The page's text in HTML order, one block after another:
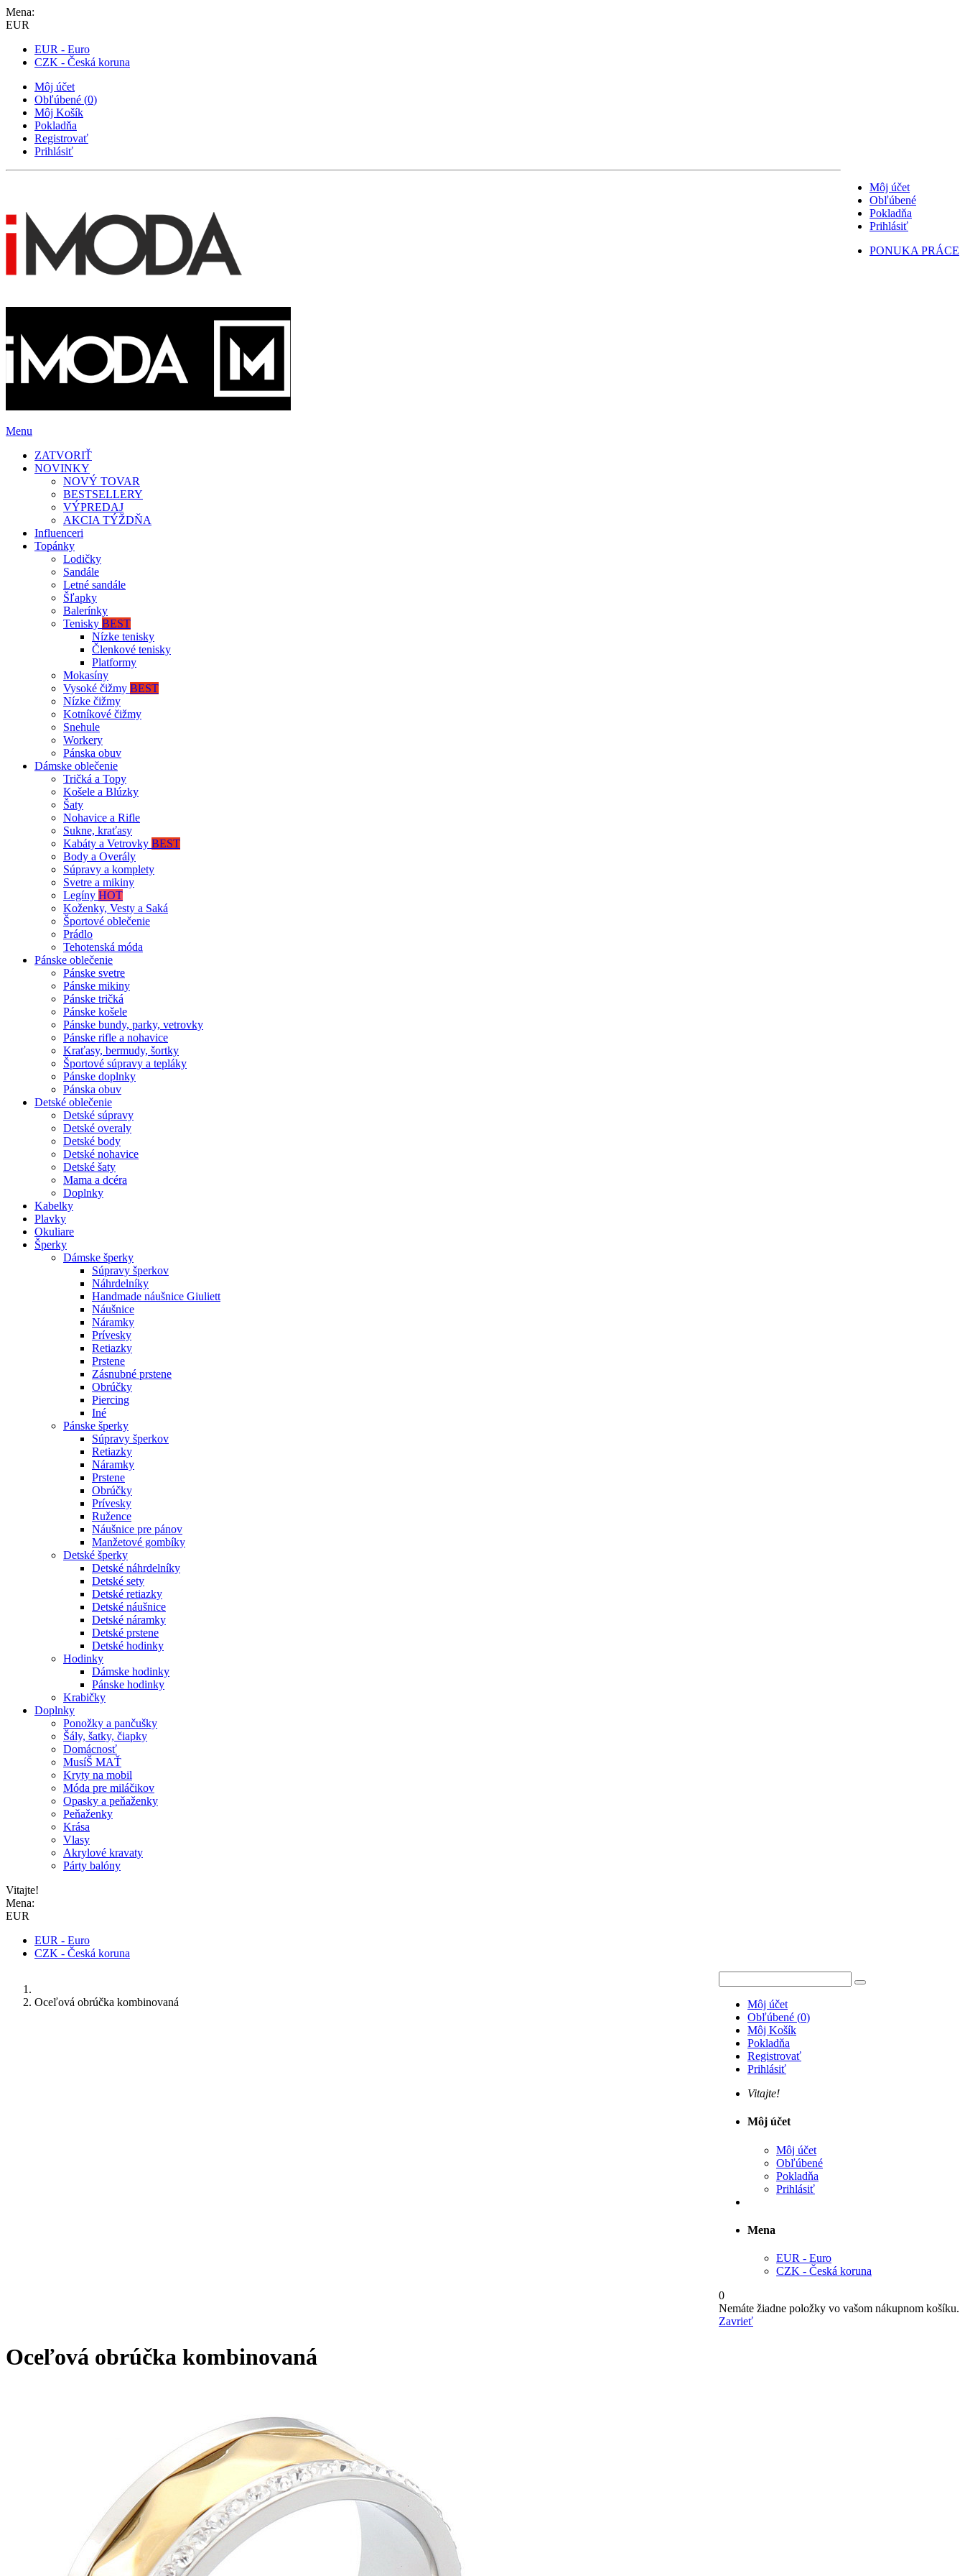
Mena:
EUR
EUR - Euro
CZK - Česká koruna
Môj účet
Obľúbené (0)
Môj Košík
Pokladňa
Registrovať
Prihlásiť
Môj účet
Obľúbené
Pokladňa
Prihlásiť
PONUKA PRÁCE
Menu
ZATVORIŤ
NOVINKY
NOVÝ TOVAR
BESTSELLERY
VÝPREDAJ
AKCIA TÝŽDŇA
Influenceri
Topánky
Lodičky
Sandále
Letné sandále
Šľapky
Balerínky
Tenisky BEST
Nízke tenisky
Členkové tenisky
Platformy
Mokasíny
Vysoké čižmy BEST
Nízke čižmy
Kotníkové čižmy
Snehule
Workery
Pánska obuv
Dámske oblečenie
Tričká a Topy
Košele a Blúzky
Šaty
Nohavice a Rifle
Sukne, kraťasy
Kabáty a Vetrovky BEST
Body a Overály
Súpravy a komplety
Svetre a mikiny
Legíny HOT
Koženky, Vesty a Saká
Športové oblečenie
Prádlo
Tehotenská móda
Pánske oblečenie
Pánske svetre
Pánske mikiny
Pánske tričká
Pánske košele
Pánske bundy, parky, vetrovky
Pánske rifle a nohavice
Kraťasy, bermudy, šortky
Športové súpravy a tepláky
Pánske doplnky
Pánska obuv
Detské oblečenie
Detské súpravy
Detské overaly
Detské body
Detské nohavice
Detské šaty
Mama a dcéra
Doplnky
Kabelky
Plavky
Okuliare
Šperky
Dámske šperky
Súpravy šperkov
Náhrdelníky
Handmade náušnice Giuliett
Náušnice
Náramky
Prívesky
Retiazky
Prstene
Zásnubné prstene
Obrúčky
Piercing
Iné
Pánske šperky
Súpravy šperkov
Retiazky
Náramky
Prstene
Obrúčky
Prívesky
Ružence
Náušnice pre pánov
Manžetové gombíky
Detské šperky
Detské náhrdelníky
Detské sety
Detské retiazky
Detské náušnice
Detské náramky
Detské prstene
Detské hodinky
Hodinky
Dámske hodinky
Pánske hodinky
Krabičky
Doplnky
Ponožky a pančušky
Šály, šatky, čiapky
Domácnosť
MusíŠ MAŤ
Kryty na mobil
Móda pre miláčikov
Opasky a peňaženky
Peňaženky
Krása
Vlasy
Akrylové kravaty
Párty balóny
Vitajte!
Mena:
EUR
EUR - Euro
CZK - Česká koruna
Môj účet
Obľúbené (0)
Môj Košík
Pokladňa
Registrovať
Prihlásiť
Vitajte!
Môj účet
Môj účet
Obľúbené
Pokladňa
Prihlásiť
Mena
EUR - Euro
CZK - Česká koruna
0
Nemáte žiadne položky vo vašom nákupnom košíku.
Zavrieť
Oceľová obrúčka kombinovaná
Oceľová obrúčka kombinovaná